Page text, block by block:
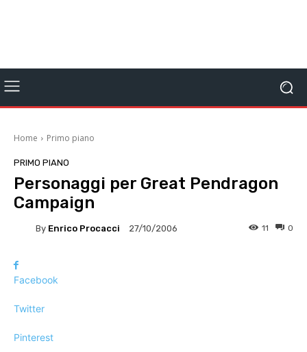
Home Primo piano
PRIMO PIANO
Personaggi per Great Pendragon
Campaign
By Enrico Procacci 27/10/2006 0
11
Facebook
Twitter
Pinterest